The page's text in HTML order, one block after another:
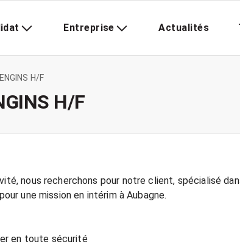
Entreprise Actualités
H/F
H/F
nous recherchons pour notre client, spécialisé
une mission en intérim à Aubagne.
en toute sécurité